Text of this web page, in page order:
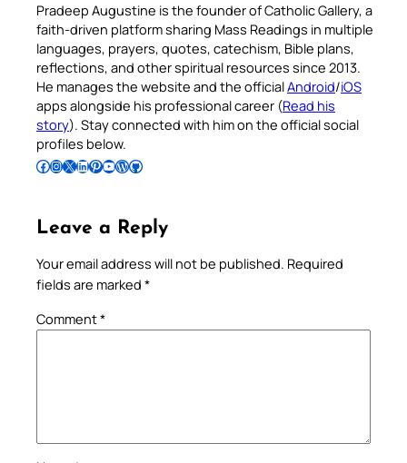
Pradeep Augustine is the founder of Catholic Gallery, a
faith-driven platform sharing Mass Readings in multiple
languages, prayers, quotes, catechism, Bible plans,
reflections, and other spiritual resources since 2013.
He manages the website and the officialAndroid/iOS
apps alongside his professional career (Read his
story). Stay connected with him on the official social
profiles below.
Follow Pradeep on Facebook Follow Pradeep on InstagramFollow Pradeep on X Follow Pradeep on LinkedIn Follow Pradeep on Pinterest Subscribe to Pradeep’s Youtube Channel Follow Pradeep on WordPress Follow Pradeep on GitHub
Leave a Reply
Your email address will not be published. Required
fields are marked *
Comment*